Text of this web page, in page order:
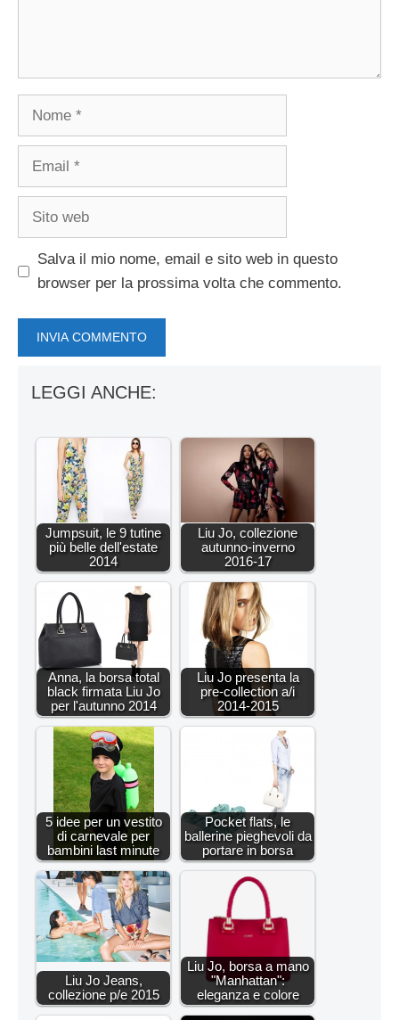
Nome
Email
Sito
Salva il mio nome, email e sito web in questo
browser per la prossima volta che commento.
LEGGI ANCHE:
Jumpsuit, le 9 tutine
più belle dell'estate
2014
Liu Jo, collezione
autunno-inverno
2016-17
Anna, la borsa total
black firmata Liu Jo
per l'autunno 2014
Liu Jo presenta la
pre-collection a/i
2014-2015
5 idee per un vestito
di carnevale per
bambini last minute
Pocket flats, le
ballerine pieghevoli da
portare in borsa
Liu Jo Jeans,
collezione p/e 2015
Liu Jo, borsa a mano
"Manhattan":
eleganza e colore